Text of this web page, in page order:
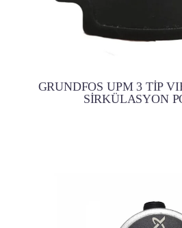
GRUNDFOS UPM 3 TİP
SİRKÜLASYON